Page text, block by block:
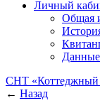
Личный
Общая
Данные
СНТ «Коттеджный
← Назад